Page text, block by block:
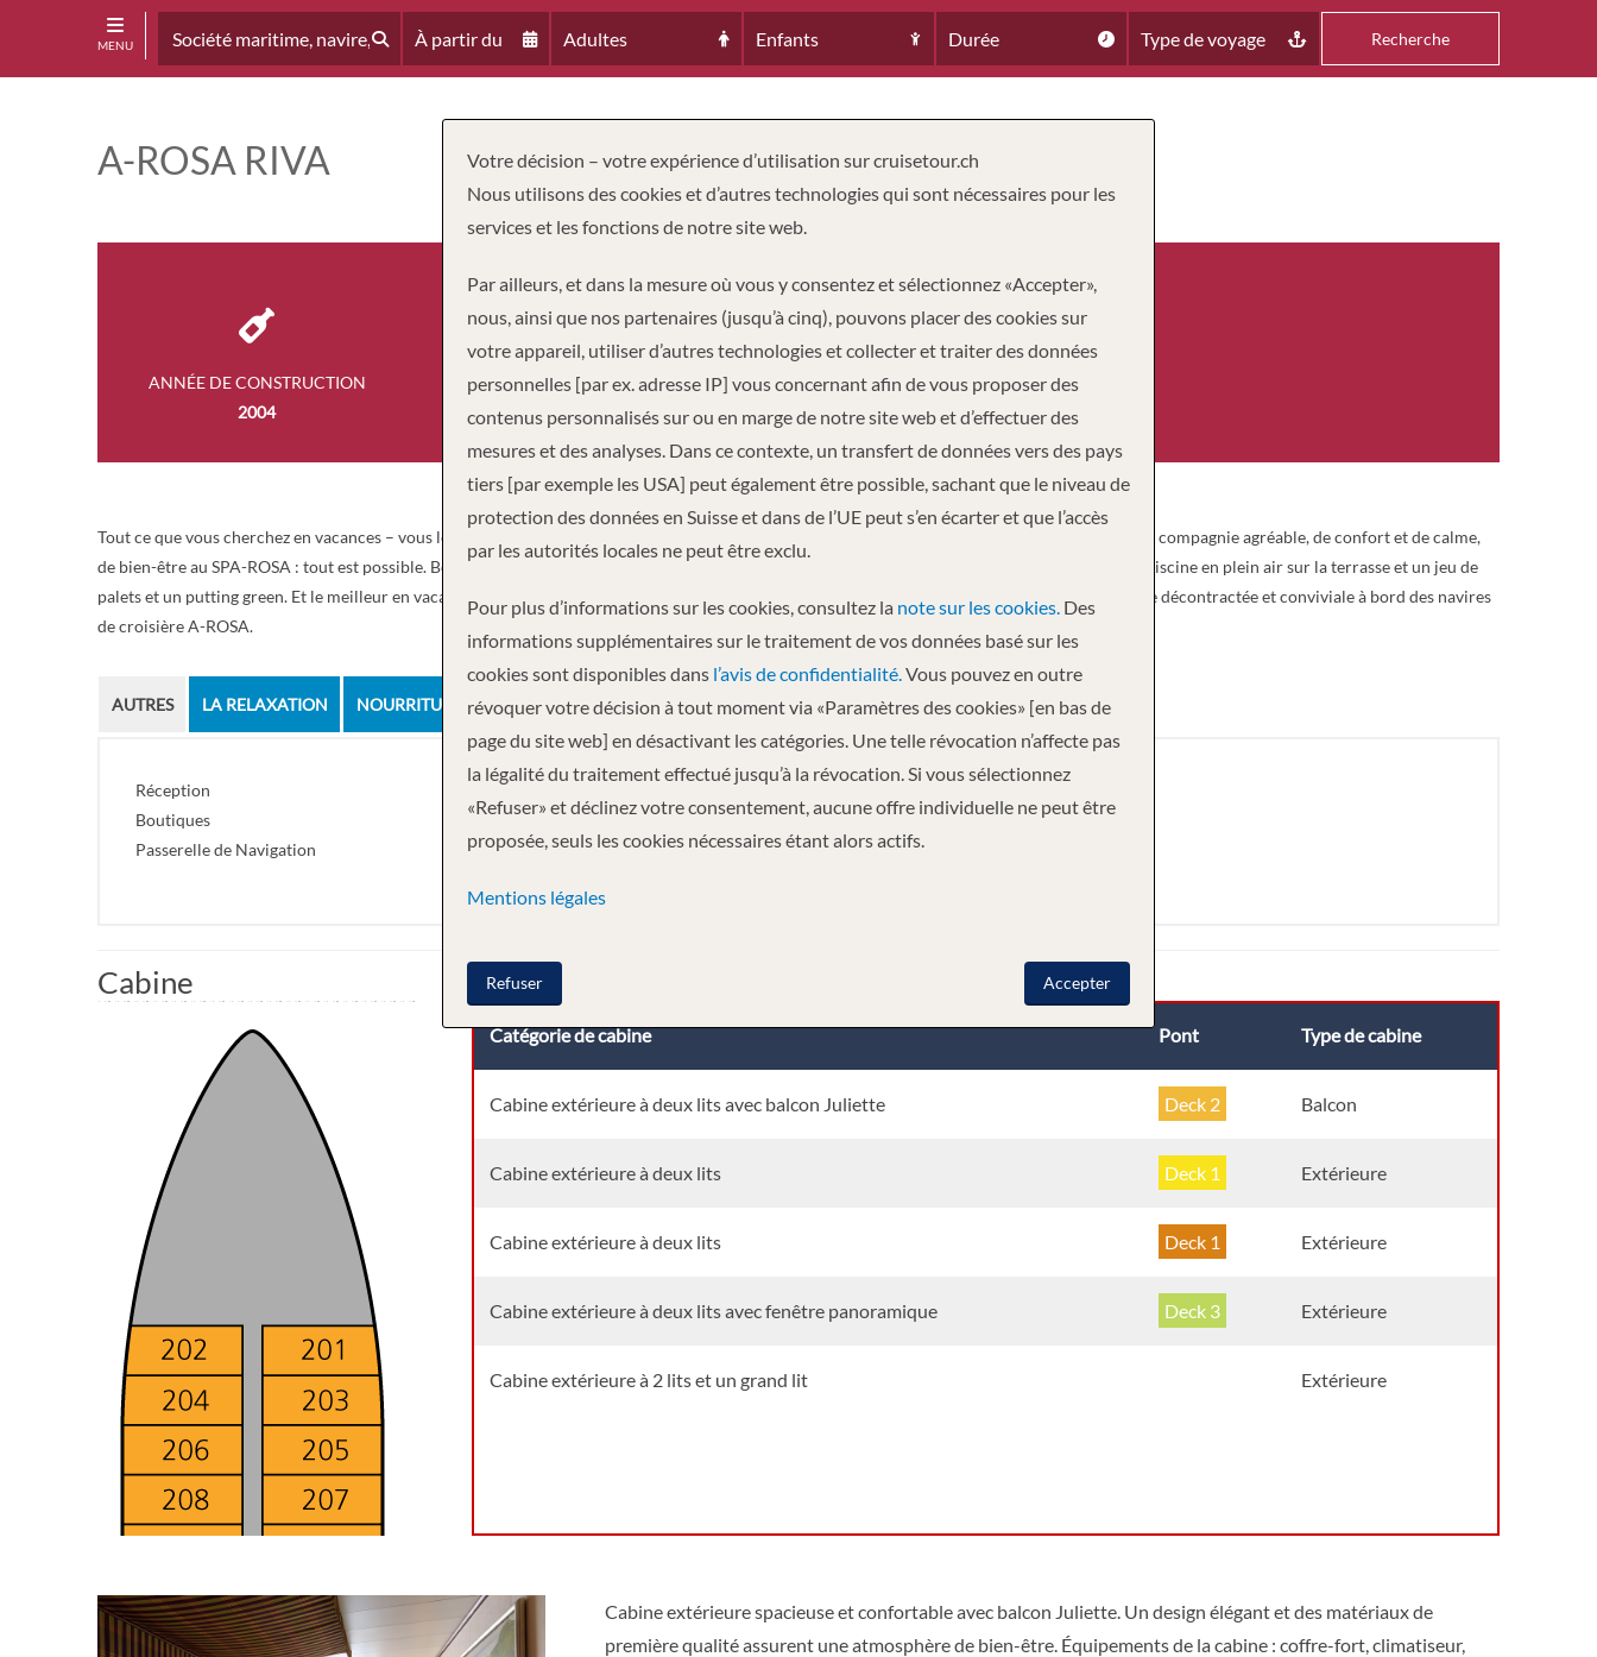
MENU À partir du Adultes Enfants Durée Type de voyage Recherche
A-ROSA RIVA
ANNÉE DE CONSTRUCTION
2004
PASSAGERS
242
Tout ce que vous cherchez en vacances – vous le trouverez à bord des navires de croisière A-ROSA sur le Danube. A la recherche d’intimité ou de compagnie agréable, de confort et de calme,
de bien-être au SPA-ROSA : tout est possible. Beaucoup d’espace pour la détente et les loisirs – mais aussi pour le sport et le bien-être. Il y a une piscine en plein air sur la terrasse et un jeu de
palets et un putting green. Et le meilleur en vacances : laissez la vie quotidienne avec son stress derrière vous. Par conséquent, il y a une ambiance décontractée et conviviale à bord des navires
de croisière A-ROSA.
AUTRES LA RELAXATION NOURRITURE ET BOISSON
Réception
Boutiques
Passerelle de Navigation
Cabine
Catégorie de cabine Pont Type de cabine
Cabine extérieure à deux lits avec balcon Juliette Deck 2 Balcon
Cabine extérieure à deux lits Deck 1 Extérieure
Cabine extérieure à deux lits Deck 1 Extérieure
Cabine extérieure à deux lits avec fenêtre panoramique Deck 3 Extérieure
Cabine extérieure à 2 lits et un grand lit Extérieure
Cabine extérieure spacieuse et confortable avec balcon Juliette. Un design élégant et des matériaux de
première qualité assurent une atmosphère de bien-être. Équipements de la cabine : coffre-fort, climatiseur,
Votre décision – votre expérience d’utilisation sur cruisetour.ch
Nous utilisons des cookies et d’autres technologies qui sont nécessaires pour les
services et les fonctions de notre site web.
Par ailleurs, et dans la mesure où vous y consentez et sélectionnez «Accepter»,
nous, ainsi que nos partenaires (jusqu’à cinq), pouvons placer des cookies sur
votre appareil, utiliser d’autres technologies et collecter et traiter des données
personnelles [par ex. adresse IP] vous concernant afin de vous proposer des
contenus personnalisés sur ou en marge de notre site web et d’effectuer des
mesures et des analyses. Dans ce contexte, un transfert de données vers des pays
tiers [par exemple les USA] peut également être possible, sachant que le niveau de
protection des données en Suisse et dans de l’UE peut s’en écarter et que l’accès
par les autorités locales ne peut être exclu.
Pour plus d’informations sur les cookies, consultez la note sur les cookies. Des
informations supplémentaires sur le traitement de vos données basé sur les
cookies sont disponibles dans l’avis de confidentialité.Vous pouvez en outre
révoquer votre décision à tout moment via «Paramètres des cookies» [en bas de
page du site web] en désactivant les catégories. Une telle révocation n’affecte pas
la légalité du traitement effectué jusqu’à la révocation. Si vous sélectionnez
«Refuser» et déclinez votre consentement, aucune offre individuelle ne peut être
proposée, seuls les cookies nécessaires étant alors actifs.
Mentions légales
Accepter
Refuser